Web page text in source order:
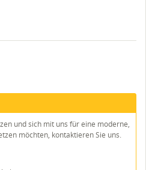
und sich mit uns für eine mo­derne,
möchten, kontak­tieren Sie uns.